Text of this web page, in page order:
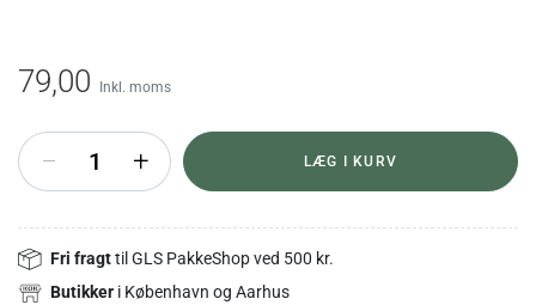
79,00 Inkl. moms
+ LÆG I KURV
Fri fragttil GLS PakkeShop ved 500 kr.
Butikker i København og Aarhus